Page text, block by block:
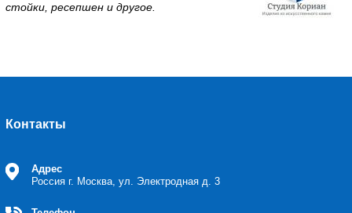
стойки, ресепшен и другое.
Контакты
Адрес
Россия г. Москва, ул. Электродная д. 3